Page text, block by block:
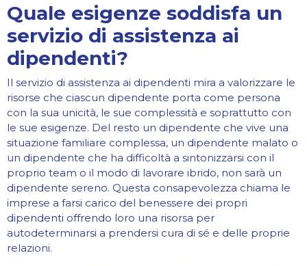
Quale esigenze soddisfa un
servizio di assistenza ai
dipendenti?
Il servizio di assistenza ai dipendenti mira a valorizzare le
risorse che ciascun dipendente porta come persona
con la sua unicità, le sue complessità e soprattutto con
le sue esigenze. Del resto un dipendente che vive una
situazione familiare complessa, un dipendente malato o
un dipendente che ha difficoltà a sintonizzarsi con il
proprio team o il modo di lavorare ibrido, non sarà un
dipendente sereno. Questa consapevolezza chiama le
imprese a farsi carico del benessere dei propri
dipendenti offrendo loro una risorsa per
autodeterminarsi a prendersi cura di sé e delle proprie
relazioni.